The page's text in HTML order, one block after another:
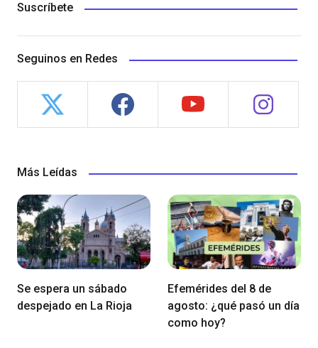
Suscríbete
Seguinos en Redes
Más Leídas
Se espera un sábado
despejado en La Rioja
Efemérides del 8 de
agosto: ¿qué pasó un día
como hoy?